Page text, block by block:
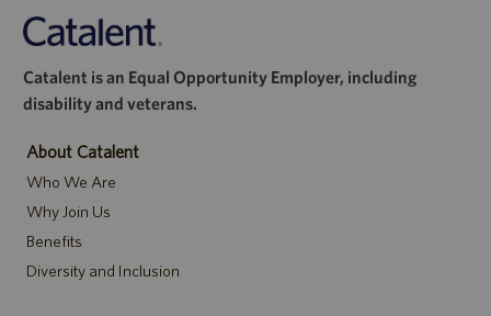
Catalent is an Equal Opportunity Employer, including
disability and veterans.
About Catalent
Who We Are
Why Join Us
Benefits
Diversity and Inclusion